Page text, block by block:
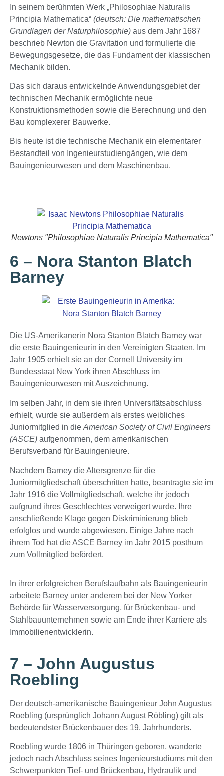
In seinem berühmten Werk „Philosophiae Naturalis
Principia Mathematica“ (deutsch: Die mathematischen
Grundlagen der Naturphilosophie) aus dem Jahr 1687
beschrieb Newton die Gravitation und formulierte die
Bewegungsgesetze, die das Fundament der klassischen
Mechanik bilden.
Das sich daraus entwickelnde Anwendungsgebiet der
technischen Mechanik ermöglichte neue
Konstruktionsmethoden sowie die Berechnung und den
Bau komplexerer Bauwerke.
Bis heute ist die technische Mechanik ein elementarer
Bestandteil von Ingenieurstudiengängen, wie dem
Bauingenieurwesen und dem Maschinenbau.
Newtons "Philosophiae Naturalis Principia Mathematica"
6 – Nora Stanton Blatch
Barney
Die US-Amerikanerin Nora Stanton Blatch Barney war
die erste Bauingenieurin in den Vereinigten Staaten. Im
Jahr 1905 erhielt sie an der Cornell University im
Bundesstaat New York ihren Abschluss im
Bauingenieurwesen mit Auszeichnung.
Im selben Jahr, in dem sie ihren Universitätsabschluss
erhielt, wurde sie außerdem als erstes weibliches
Juniormitglied in die American Society of Civil Engineers
(ASCE) aufgenommen, dem amerikanischen
Berufsverband für Bauingenieure.
Nachdem Barney die Altersgrenze für die
Juniormitgliedschaft überschritten hatte, beantragte sie im
Jahr 1916 die Vollmitgliedschaft, welche ihr jedoch
aufgrund ihres Geschlechtes verweigert wurde. Ihre
anschließende Klage gegen Diskriminierung blieb
erfolglos und wurde abgewiesen. Einige Jahre nach
ihrem Tod hat die ASCE Barney im Jahr 2015 posthum
zum Vollmitglied befördert.
In ihrer erfolgreichen Berufslaufbahn als Bauingenieurin
arbeitete Barney unter anderem bei der New Yorker
Behörde für Wasserversorgung, für Brückenbau- und
Stahlbauunternehmen sowie am Ende ihrer Karriere als
Immobilienentwicklerin.
7 – John Augustus
Roebling
Der deutsch-amerikanische Bauingenieur John Augustus
Roebling (ursprünglich Johann August Röbling) gilt als
bedeutendster Brückenbauer des 19. Jahrhunderts.
Roebling wurde 1806 in Thüringen geboren, wanderte
jedoch nach Abschluss seines Ingenieurstudiums mit den
Schwerpunkten Tief- und Brückenbau, Hydraulik und